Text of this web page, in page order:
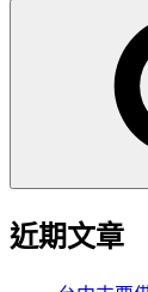
近期文章